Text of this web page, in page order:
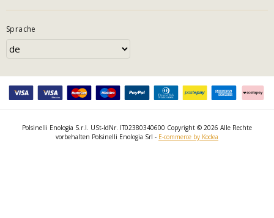
Sprache
Polsinelli Enologia S.r.l. USt-IdNr. IT02380340600 Copyright © 2026 Alle Rechte
vorbehalten Polsinelli Enologia Srl - E-commerce by Kodea